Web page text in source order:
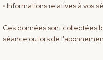
• Informations relatives à vos
Ces données sont collectées
séance ou lors de